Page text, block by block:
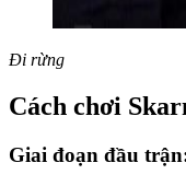
Đi rừng
Cách chơi
Giai đoạn đầu